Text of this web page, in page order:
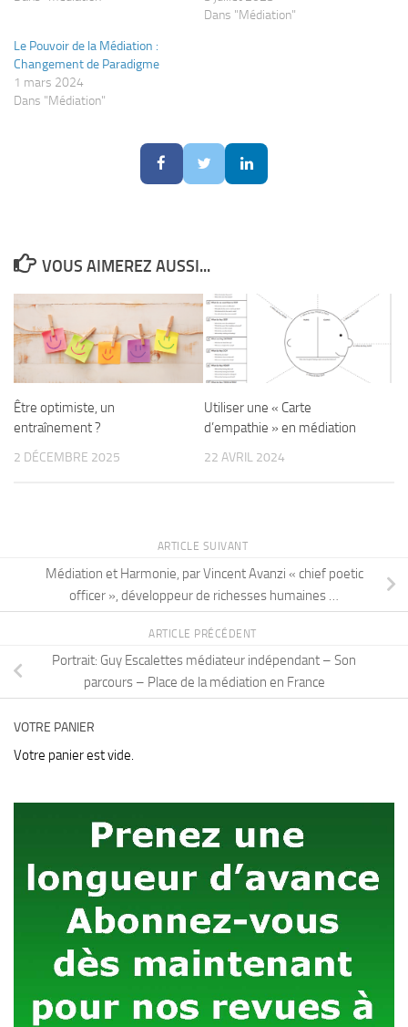
Dans "Médiation"
Le Pouvoir de la Médiation :
Changement de Paradigme
1 mars 2024
Dans "Médiation"
VOUS AIMEREZ AUSSI...
Être optimiste, un
entraînement ?
2 DÉCEMBRE 2025
Utiliser une « Carte
d’empathie » en médiation
22 AVRIL 2024
ARTICLE SUIVANT
Médiation et Harmonie, par Vincent Avanzi « chief poetic
officer », développeur de richesses humaines …
ARTICLE PRÉCÉDENT
Portrait: Guy Escalettes médiateur indépendant – Son
parcours – Place de la médiation en France
VOTRE PANIER
Votre panier est vide.